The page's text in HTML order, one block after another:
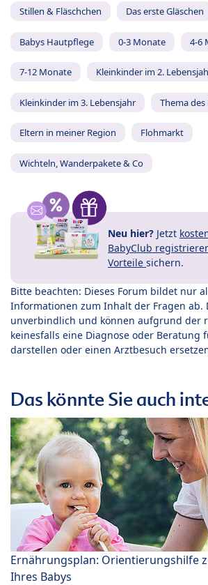
Stillen & Fläschchen Das erste Gläschen
Babys Hautpflege 0-3 Monate 4-6
7-12 Monate Kleinkinder im 2.
Kleinkinder im 3. Lebensjahr Thema
Eltern in meiner Region Flohmarkt
Wichteln, Wanderpakete & Co
Neu hier? Jetzt
BabyClub
Vorteile sichern.
Bitte beachten: Dieses Forum bildet nur
Informationen zum Inhalt der Fragen ab.
unverbindlich und können aufgrund der
keinesfalls eine Diagnose oder Beratung
darstellen oder einen Arztbesuch
Das könnte Sie auch
Ernährungsplan: Orientierungshilfe
Ihres Babys